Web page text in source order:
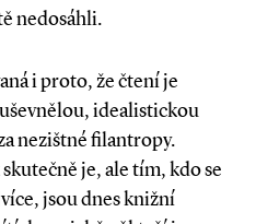
nedosáhli.
i proto, že čtení je
idealistickou
nezištné filantropy.
je, ale tím, kdo se
jsou dnes knižní